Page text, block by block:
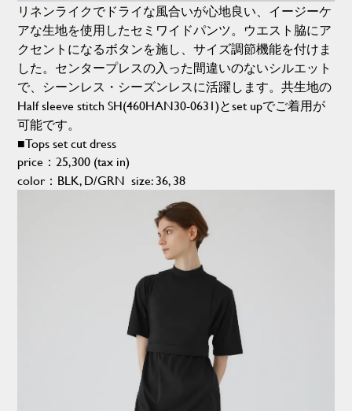
リネンライクでドライな風合いが心地良い、イージーケ
アな生地を使用したセミワイドパンツ。ウエスト脇にア
クセントになるボタンを施し、サイズ調節機能を付けま
した。センタープレスの入った間違いのないシルエット
で、シーンレス・シーズンレスに活躍します。共生地の
Half sleeve stitch SH(460HAN30-0631)とset upでご着用が
可能です。
■Tops set cut dress
price：25,300 (tax in)
color：BLK, D/GRN size: 36, 38